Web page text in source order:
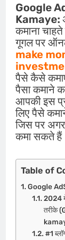
Google
Kamaye:
कमाना
गूगल पर
make
पैसे कैसे
पैसा कमाने
आपकी इस
लिए पैसे
जिस पर
कमा सकते
Table of
Google
2024
तरीके
#1